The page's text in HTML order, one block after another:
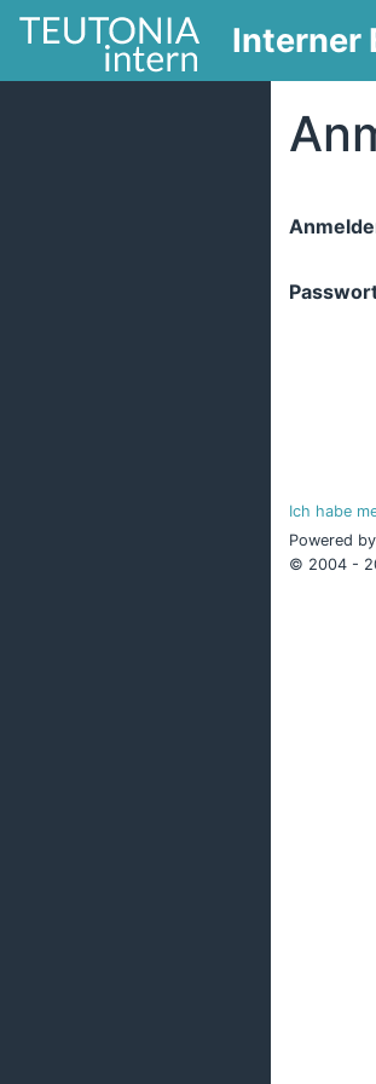
Interner
Ich habe
Powered by
© 2004 -